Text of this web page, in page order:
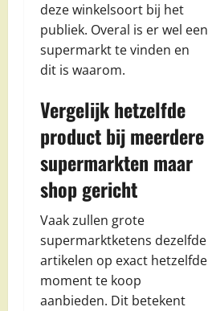
deze winkelsoort bij het
publiek. Overal is er wel een
supermarkt te vinden en
dit is waarom.
Vergelijk hetzelfde
product bij meerdere
supermarkten maar
shop gericht
Vaak zullen grote
supermarktketens dezelfde
artikelen op exact hetzelfde
moment te koop
aanbieden. Dit betekent